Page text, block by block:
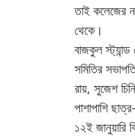
তাই কলেজের
থেকে।
বাজকুল
সমিতির
রায়, সুজেশ
পাশাপাশি
১২ই জানুয়ারি